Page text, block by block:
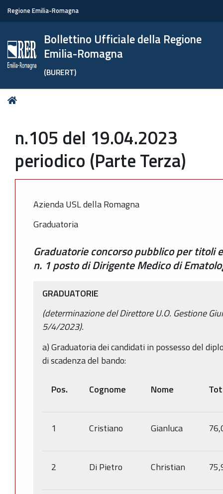
Regione Emilia-Romagna
Bollettino Ufficiale della Regione
Emilia-Romagna
(BURERT)
Tu
n.105 del 19.04.2023
periodico (Parte Terza)
Azienda USL della Romagna
Graduatoria
Graduatorie concorso pubblico per titoli
n. 1 posto di Dirigente Medico di
GRADUATORIE
(determinazione del Direttore U.O. Gestione
5/4/2023).
a) Graduatoria dei candidati in possesso del
di scadenza del bando:
Pos. Cognome Nome
1 Cristiano Gianluca
2 Di Pietro Christian